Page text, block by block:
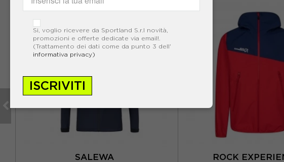
SALEWA ROCK
Si, voglio ricevere da Sportland S.r.l novità,
promozioni e offerte dedicate via email!.
(Trattamento dei dati come da punto 3 dell'
informativa privacy)
ISCRIVITI